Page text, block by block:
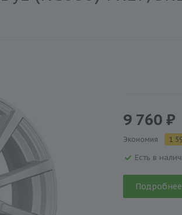
9 760 ₽
Экономия 1
Есть в
Подробнее